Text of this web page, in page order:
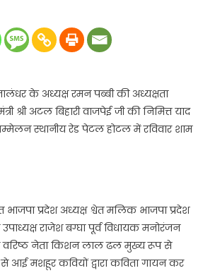
के अध्यक्ष रमन पब्बी की अध्यक्षता
श्री अटल बिहारी वाजपेई जी की निमित्त याद
स्थानीय रेड पेटल होटल में रविवार शाम
प्रदेश अध्यक्ष श्वेत मलिक भाजपा प्रदेश
उपाध्यक्ष राजेश बग्घा पूर्व विधायक मनोरंजन
वरिष्ठ नेता किशन लाल ढल मुख्य रूप से
आई मशहूर कवियों द्वारा कविता गायन कर